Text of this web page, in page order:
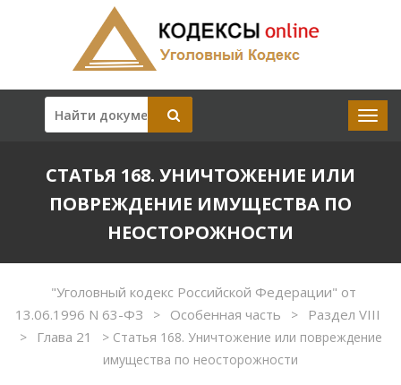
СТАТЬЯ 168. УНИЧТОЖЕНИЕ ИЛИ
ПОВРЕЖДЕНИЕ ИМУЩЕСТВА ПО
НЕОСТОРОЖНОСТИ
"Уголовный кодекс Российской Федерации" от
13.06.1996 N 63-ФЗ
> Особенная часть > Раздел VIII
> Глава 21 >Статья 168. Уничтожение или повреждение
имущества по неосторожности